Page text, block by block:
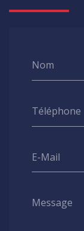
Nom
Téléphone
E-Mail
Message